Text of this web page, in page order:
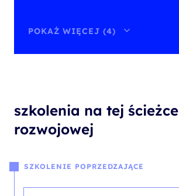
POKAŻ WIĘCEJ (4)
szkolenia na tej ścieżce
rozwojowej
SZKOLENIE POPRZEDZAJĄCE